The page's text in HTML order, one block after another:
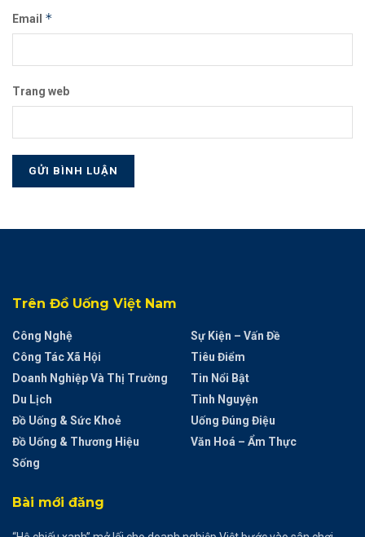
Email *
Trang web
Trên Đồ Uống Việt Nam
Công Nghệ
Công Tác Xã Hội
Doanh Nghiệp Và Thị Trường
Du Lịch
Đồ Uống & Sức Khoẻ
Đồ Uống & Thương Hiệu
Sống
Sự Kiện – Vấn Đề
Tiêu Điểm
Tin Nổi Bật
Tình Nguyện
Uống Đúng Điệu
Văn Hoá – Ẩm Thực
Bài mới đăng